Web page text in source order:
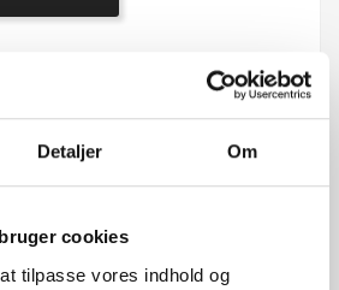
Detaljer Om
cookies
tilpasse vores indhold og
Beskrivelse